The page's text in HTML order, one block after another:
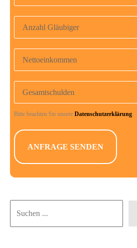
Anzahl Gläubiger
Nettoeinkommen
Gesamtschulden
Bitte beachten Sie unsere Datenschutzerklärung.